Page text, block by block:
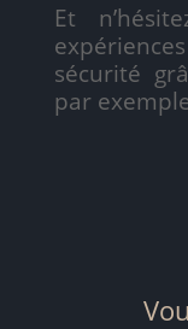
Et
sécurité
par